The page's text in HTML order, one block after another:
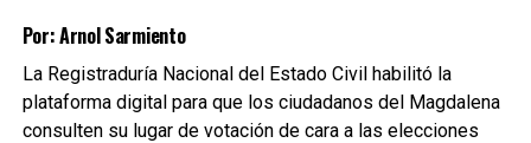
Por: Arnol Sarmiento
La Registraduría Nacional del Estado Civil habilitó la
plataforma digital para que los ciudadanos del Magdalena
consulten su lugar de votación de cara a las elecciones